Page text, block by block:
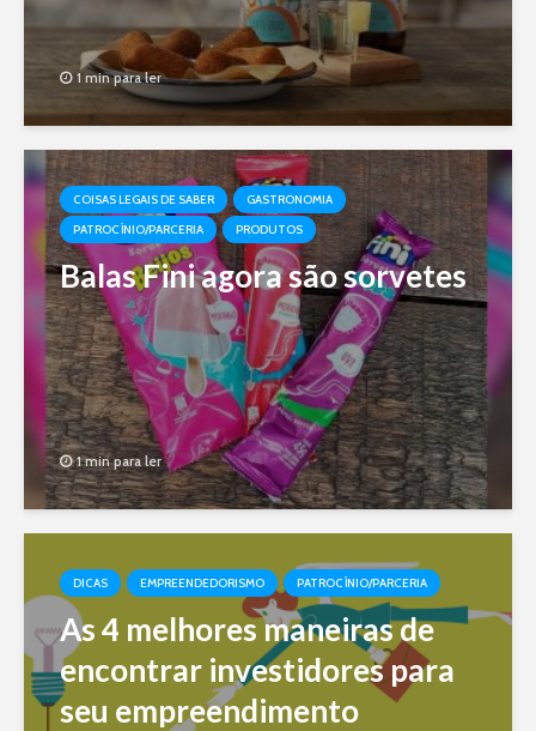
1 min para ler
COISAS LEGAIS DE SABER
GASTRONOMIA
PATROCÍNIO/PARCERIA
PRODUTOS
Balas Fini agora são sorvetes
1 min para ler
DICAS EMPREENDEDORISMO PATROCÍNIO/PARCERIA
As 4 melhores maneiras de
encontrar investidores para
seu empreendimento